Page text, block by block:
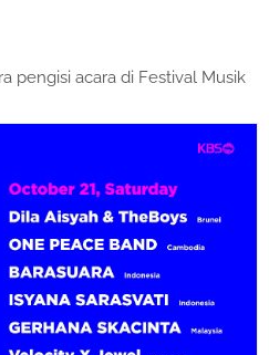
pengisi acara di Festival Musik